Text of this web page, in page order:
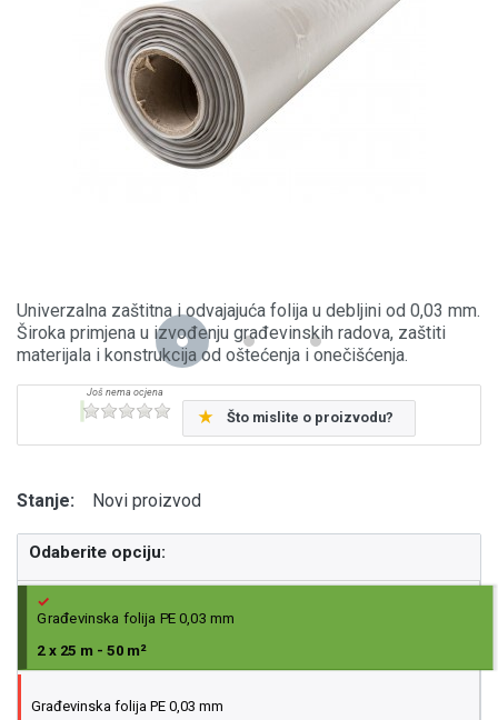
Univerzalna zaštitna i odvajajuća folija u debljini od 0,03 mm.
Široka primjena u izvođenju građevinskih radova, zaštiti
materijala i konstrukcija od oštećenja i onečišćenja.
Što mislite o proizvodu?
Stanje: Novi proizvod
Odaberite opciju:
Građevinska folija PE 0,03 mm
2 x 25 m - 50 m²
Građevinska folija PE 0,03 mm